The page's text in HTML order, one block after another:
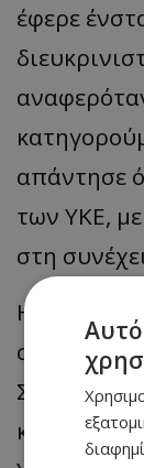
έφερε
απάντησε
των ΥΚΕ,
στη
Η
Σπύρου, ο